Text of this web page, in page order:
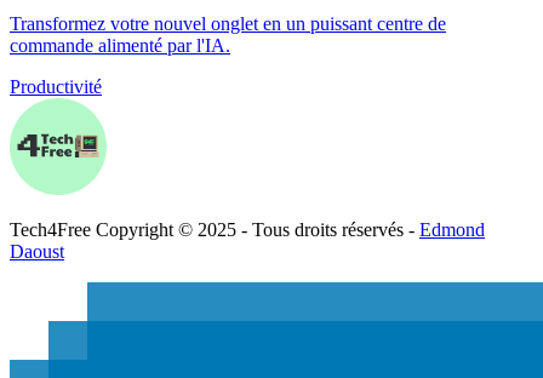
Transformez votre nouvel onglet en un puissant centre de
commande alimenté par l'IA.
Productivité
Tech4Free Copyright © 2025 - Tous droits réservés - Edmond
Daoust